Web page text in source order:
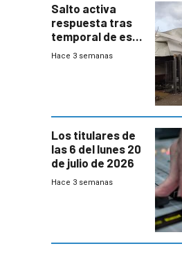
Salto activa
respuesta tras
temporal de este
sábado con
Hace 3 semanas
Los titulares de
las 6 del lunes 20
de julio de 2026
Hace 3 semanas